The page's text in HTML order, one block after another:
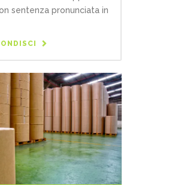
sentenza pronunciata in